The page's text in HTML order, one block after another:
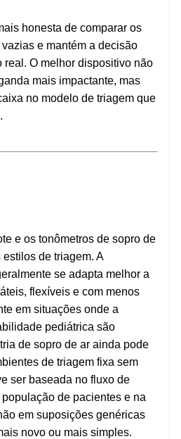
honesta de comparar os
e mantém a decisão
real. O melhor dispositivo não
mais impactante, mas
no modelo de triagem que
e os tonômetros de sopro de
de triagem. A
se adapta melhor a
flexíveis e com menos
em situações onde a
pediátrica são
de sopro de ar ainda pode
de triagem fixa sem
ser baseada no fluxo de
de pacientes e na
em suposições genéricas
novo ou mais simples.